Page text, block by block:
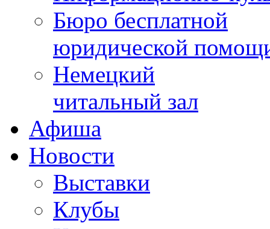
Бюро бесплатной
юридической
Немецкий
читальный зал
Афиша
Новости
Выставки
Клубы